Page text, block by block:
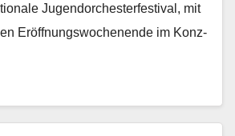
Ju­gendorchesterfestival, mit
Eröff­nungswoch­enende im Konz­